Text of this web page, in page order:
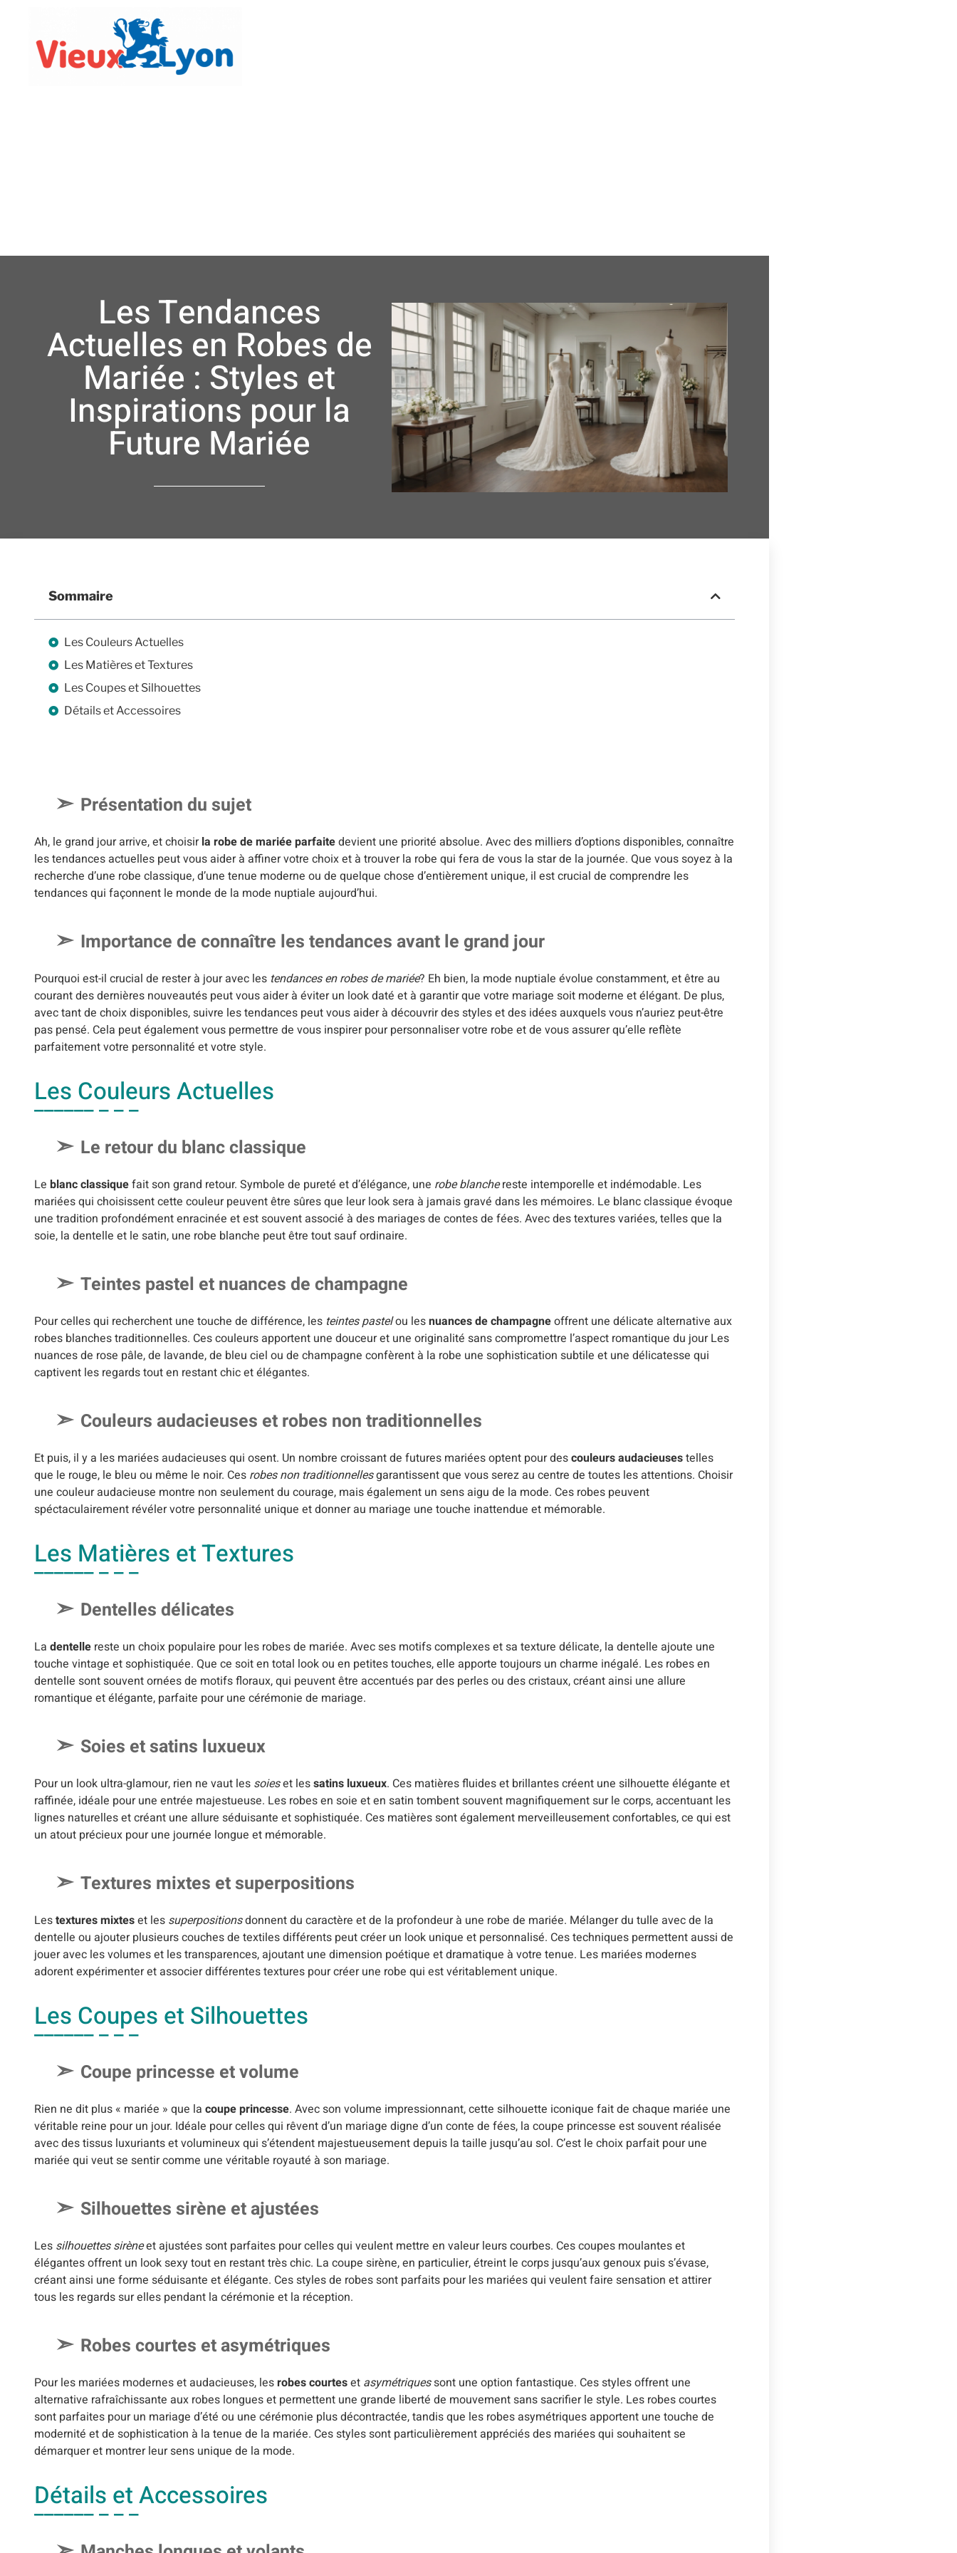
Les Tendances
Actuelles en Robes de
Mariée : Styles et
Inspirations pour la
Future Mariée
Sommaire
Les Couleurs Actuelles
Les Matières et Textures
Les Coupes et Silhouettes
Détails et Accessoires
Présentation du sujet
Ah, le grand jour arrive, et choisirla robe de mariée parfaitedevient une priorité absolue. Avec des milliers d’options disponibles, connaître
les tendances actuelles peut vous aider à affiner votre choix et à trouver la robe qui fera de vous la star de la journée. Que vous soyez à la
recherche d’une robe classique, d’une tenue moderne ou de quelque chose d’entièrement unique, il est crucial de comprendre les
tendances qui façonnent le monde de la mode nuptiale aujourd’hui.
Importance de connaître les tendances avant le grand jour
Pourquoi est-il crucial de rester à jour avec les tendances en robes de mariée? Eh bien, la mode nuptiale évolue constamment, et être au
courant des dernières nouveautés peut vous aider à éviter un look daté et à garantir que votre mariage soit moderne et élégant. De plus,
avec tant de choix disponibles, suivre les tendances peut vous aider à découvrir des styles et des idées auxquels vous n’auriez peut-être
pas pensé. Cela peut également vous permettre de vous inspirer pour personnaliser votre robe et de vous assurer qu’elle reflète
parfaitement votre personnalité et votre style.
Les Couleurs Actuelles
Le retour du blanc classique
Le blanc classiquefait son grand retour. Symbole de pureté et d’élégance, une robe blanchereste intemporelle et indémodable. Les
mariées qui choisissent cette couleur peuvent être sûres que leur look sera à jamais gravé dans les mémoires. Le blanc classique évoque
une tradition profondément enracinée et est souvent associé à des mariages de contes de fées. Avec des textures variées, telles que la
soie, la dentelle et le satin, une robe blanche peut être tout sauf ordinaire.
Teintes pastel et nuances de champagne
Pour celles qui recherchent une touche de différence, les teintes pastelou lesnuances de champagneoffrent une délicate alternative aux
robes blanches traditionnelles. Ces couleurs apportent une douceur et une originalité sans compromettre l’aspect romantique du jour Les
nuances de rose pâle, de lavande, de bleu ciel ou de champagne confèrent à la robe une sophistication subtile et une délicatesse qui
captivent les regards tout en restant chic et élégantes.
Couleurs audacieuses et robes non traditionnelles
Et puis, il y a les mariées audacieuses qui osent. Un nombre croissant de futures mariées optent pour descouleurs audacieusestelles
que le rouge, le bleu ou même le noir. Ces robes non traditionnellesgarantissent que vous serez au centre de toutes les attentions. Choisir
une couleur audacieuse montre non seulement du courage, mais également un sens aigu de la mode. Ces robes peuvent
spéctaculairement révéler votre personnalité unique et donner au mariage une touche inattendue et mémorable.
Les Matières et Textures
Dentelles délicates
La dentelle reste un choix populaire pour les robes de mariée. Avec ses motifs complexes et sa texture délicate, la dentelle ajoute une
touche vintage et sophistiquée. Que ce soit en total look ou en petites touches, elle apporte toujours un charme inégalé. Les robes en
dentelle sont souvent ornées de motifs floraux, qui peuvent être accentués par des perles ou des cristaux, créant ainsi une allure
romantique et élégante, parfaite pour une cérémonie de mariage.
Soies et satins luxueux
Pour un look ultra-glamour, rien ne vaut les soieset lessatins luxueux. Ces matières fluides et brillantes créent une silhouette élégante et
raffinée, idéale pour une entrée majestueuse. Les robes en soie et en satin tombent souvent magnifiquement sur le corps, accentuant les
lignes naturelles et créant une allure séduisante et sophistiquée. Ces matières sont également merveilleusement confortables, ce qui est
un atout précieux pour une journée longue et mémorable.
Textures mixtes et superpositions
Lestextures mixteset les superpositionsdonnent du caractère et de la profondeur à une robe de mariée. Mélanger du tulle avec de la
dentelle ou ajouter plusieurs couches de textiles différents peut créer un look unique et personnalisé. Ces techniques permettent aussi de
jouer avec les volumes et les transparences, ajoutant une dimension poétique et dramatique à votre tenue. Les mariées modernes
adorent expérimenter et associer différentes textures pour créer une robe qui est véritablement unique.
Les Coupes et Silhouettes
Coupe princesse et volume
Rien ne dit plus « mariée » que la coupe princesse. Avec son volume impressionnant, cette silhouette iconique fait de chaque mariée une
véritable reine pour un jour. Idéale pour celles qui rêvent d’un mariage digne d’un conte de fées, la coupe princesse est souvent réalisée
avec des tissus luxuriants et volumineux qui s’étendent majestueusement depuis la taille jusqu’au sol. C’est le choix parfait pour une
mariée qui veut se sentir comme une véritable royauté à son mariage.
Silhouettes sirène et ajustées
Les silhouettes sirèneet ajustées sont parfaites pour celles qui veulent mettre en valeur leurs courbes. Ces coupes moulantes et
élégantes offrent un look sexy tout en restant très chic. La coupe sirène, en particulier, étreint le corps jusqu’aux genoux puis s’évase,
créant ainsi une forme séduisante et élégante. Ces styles de robes sont parfaits pour les mariées qui veulent faire sensation et attirer
tous les regards sur elles pendant la cérémonie et la réception.
Robes courtes et asymétriques
Pour les mariées modernes et audacieuses, lesrobes courteset asymétriquessont une option fantastique. Ces styles offrent une
alternative rafraîchissante aux robes longues et permettent une grande liberté de mouvement sans sacrifier le style. Les robes courtes
sont parfaites pour un mariage d’été ou une cérémonie plus décontractée, tandis que les robes asymétriques apportent une touche de
modernité et de sophistication à la tenue de la mariée. Ces styles sont particulièrement appréciés des mariées qui souhaitent se
démarquer et montrer leur sens unique de la mode.
Détails et Accessoires